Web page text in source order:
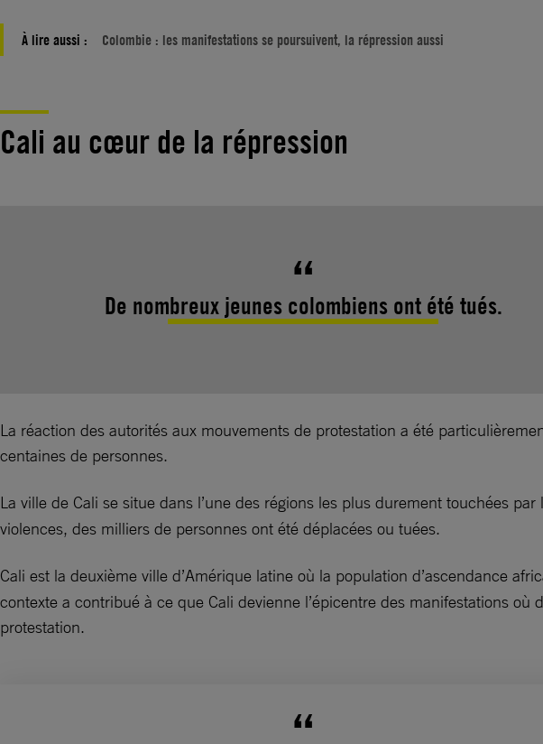
À lire aussi : Colombie : les manifestations se poursuivent, la répression aussi
Cali au cœur de la répression
De nombreux jeunes colombiens ont été tués.
La réaction des autorités aux mouvements de protestation a été
centaines de personnes.
La ville de Cali se situe dans l’une des régions les plus durement touchées par
violences, des milliers de personnes ont été déplacées ou tuées.
Cali est la deuxième ville d’Amérique latine où la population d’ascendance
contexte a contribué à ce que Cali devienne l’épicentre des manifestations
protestation.